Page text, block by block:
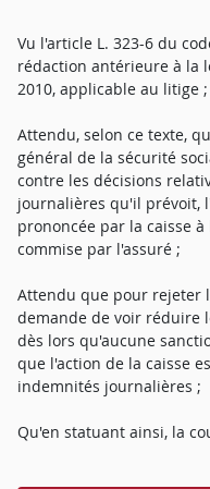
Vu l'article L. 323-6 du
rédaction antérieure à la
2010, applicable au litige ;
Attendu, selon ce texte,
général de la sécurité
contre les décisions
journalières qu'il prévoit,
prononcée par la caisse
commise par l'assuré ;
Attendu que pour rejeter
demande de voir réduire
dès lors qu'aucune
que l'action de la caisse
indemnités journalières ;
Qu'en statuant ainsi, la